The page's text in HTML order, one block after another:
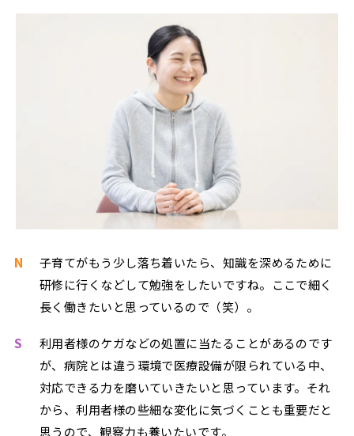
N
子育てがもう少し落ち着いたら、知識を深めるために
研修に行くなどして勉強をしたいですね。ここで細く
長く働きたいと思っているので（笑）。
S
利用者様のケガなどの処置に当たることがあるのです
が、病院とは違う環境で医療設備が限られている中、
対応できる力を磨いていきたいと思っています。それ
から、利用者様の些細な変化に気づくことも重要だと
思うので、観察力も養いたいです。